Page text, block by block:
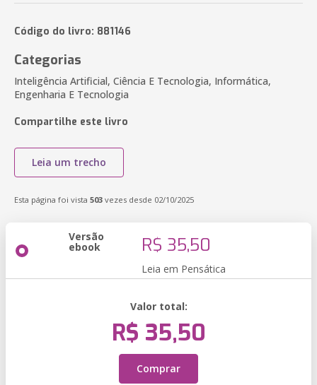
Código do livro: 881146
Categorias
Inteligência Artificial, Ciência E Tecnologia, Informática,
Engenharia E Tecnologia
Compartilhe este livro
Leia um trecho
Esta página foi vista 503 vezes desde 02/10/2025
Versão
ebook R$ 35,50
Leia em Pensática
Valor total:
R$ 35,50
Comprar